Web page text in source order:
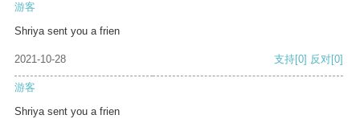
游客
Shriya sent you a frien
2021-10-28 支持[0] 反对[0]
游客
Shriya sent you a frien